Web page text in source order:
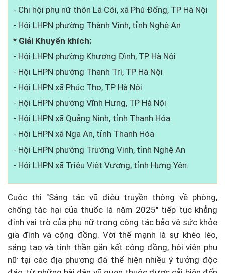
- Chi hội phụ nữ thôn Lã Côi, xã Phù Đổng, TP Hà Nội
- Hội LHPN phường Thành Vinh, tỉnh Nghệ An
* Giải Khuyến khích:
- Hội LHPN phường Khương Đình, TP Hà Nội
- Hội LHPN phường Thanh Trì, TP Hà Nội
- Hội LHPN xã Phúc Thọ, TP Hà Nội
- Hội LHPN phường Vĩnh Hưng, TP Hà Nội
- Hội LHPN xã Quảng Ninh, tỉnh Thanh Hóa
- Hội LHPN xã Nga An, tỉnh Thanh Hóa
- Hội LHPN phường Trường Vinh, tỉnh Nghệ An
- Hội LHPN xã Triệu Việt Vương, tỉnh Hưng Yên.
Cuộc thi "Sáng tác vũ điệu truyền thông về phòng,
chống tác hại của thuốc lá năm 2025" tiếp tục khẳng
định vai trò của phụ nữ trong công tác bảo vệ sức khỏe
gia đình và cộng đồng. Với thế mạnh là sự khéo léo,
sáng tạo và tinh thần gắn kết cộng đồng, hội viên phụ
nữ tại các địa phương đã thể hiện nhiều ý tưởng độc